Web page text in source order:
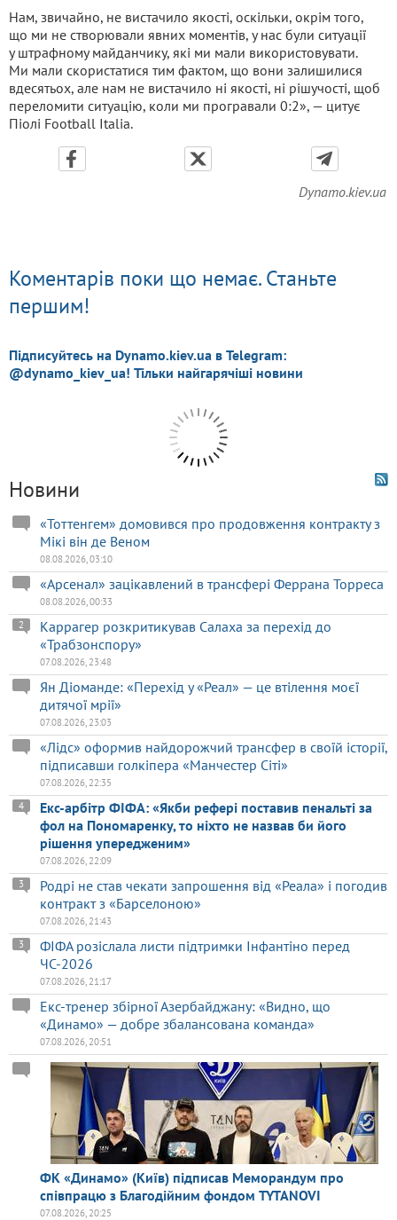
Нам, звичайно, не вистачило якості, оскільки, окрім того,
що ми не створювали явних моментів, у нас були ситуації
у штрафному майданчику, які ми мали використовувати.
Ми мали скористатися тим фактом, що вони залишилися
вдесятьох, але нам не вистачило ні якості, ні рішучості, щоб
переломити ситуацію, коли ми програвали 0:2», — цитує
Піолі Football Italia.
Dynamo.kiev.ua
Коментарів поки що немає. Станьте
першим!
Підписуйтесь на Dynamo.kiev.ua в Telegram:
@dynamo_kiev_ua! Тільки найгарячіші новини
Новини
«Тоттенгем» домовився про продовження контракту з
Мікі він де Веном
08.08.2026, 03:10
«Арсенал» зацікавлений в трансфері Феррана Торреса
08.08.2026, 00:33
Каррагер розкритикував Салаха за перехід до
«Трабзонспору»
2
07.08.2026, 23:48
Ян Діоманде: «Перехід у «Реал» — це втілення моєї
дитячої мрії»
07.08.2026, 23:03
«Лідс» оформив найдорожчий трансфер в своїй історії,
підписавши голкіпера «Манчестер Сіті»
07.08.2026, 22:35
Екс-арбітр ФІФА: «Якби рефері поставив пенальті за
фол на Пономаренку, то ніхто не назвав би його
рішення упередженим»
4
07.08.2026, 22:09
Родрі не став чекати запрошення від «Реала» і погодив
контракт з «Барселоною»
3
07.08.2026, 21:43
ФІФА розіслала листи підтримки Інфантіно перед
ЧС-2026
3
07.08.2026, 21:17
Екс-тренер збірної Азербайджану: «Видно, що
«Динамо» — добре збалансована команда»
07.08.2026, 20:51
ФК «Динамо» (Київ) підписав Меморандум про
співпрацю з Благодійним фондом TYTANOVI
07.08.2026, 20:25